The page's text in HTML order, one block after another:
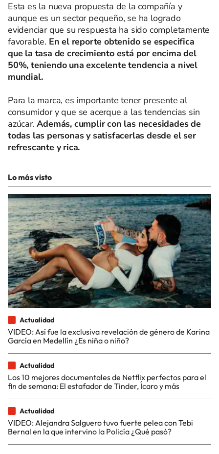
Esta es la nueva propuesta de la compañía y
aunque es un sector pequeño, se ha logrado
evidenciar que su respuesta ha sido completamente
favorable. En el reporte obtenido se especifica
que la tasa de crecimiento está por encima del
50%, teniendo una excelente tendencia a nivel
mundial.
Para la marca, es importante tener presente al
consumidor y que se acerque a las tendencias sin
azúcar.Además, cumplir con las necesidades de
todas las personas y satisfacerlas desde el ser
refrescante y rica.
Lo más visto
Actualidad
VIDEO: Así fue la exclusiva revelación de género de Karina
García en Medellín ¿Es niña o niño?
Actualidad
Los 10 mejores documentales de Netflix perfectos para el
fin de semana: El estafador de Tinder, Ícaro y más
Actualidad
VIDEO: Alejandra Salguero tuvo fuerte pelea con Tebi
Bernal en la que intervino la Policía ¿Qué pasó?